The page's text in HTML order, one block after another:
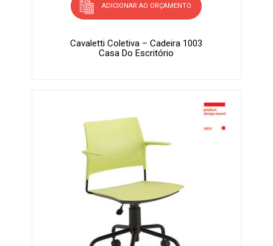
ADICIONAR AO ORÇAMENTO
Cavaletti Coletiva – Cadeira 1003
Casa Do Escritório